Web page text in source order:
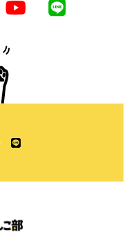
YouTube
LINE